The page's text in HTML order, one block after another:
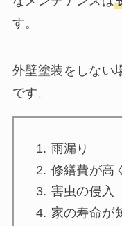
す。
外壁塗装をしない
です。
雨漏り
修繕費が高
害虫の侵入
家の寿命が